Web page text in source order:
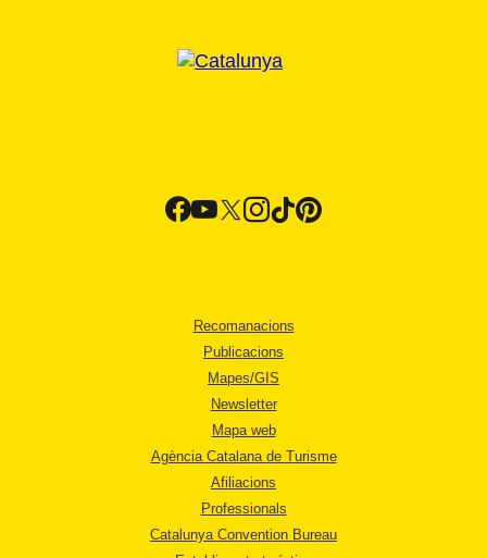
Recomanacions
Publicacions
Mapes/GIS
Newsletter
Mapa web
Agència Catalana de Turisme
Afiliacions
Professionals
Catalunya Convention Bureau